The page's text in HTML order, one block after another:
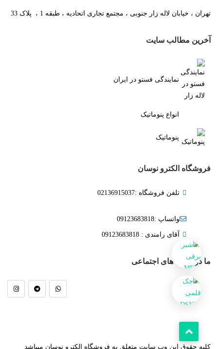
تهران ، خیابان لاله زار جنوبی ، مجتمع تجاری اتحادیه ، طبقه 1 ، پلاک 33
آخرین مطالب سایت
نمایندگی فستو در ایران
انواع پنوماتیک
پنوماتیک
فروشگاه الکترو نوسان
تلفن فروشگاه :02136915037
واتساپ :09123683818
آقای رامندی : 09123683818
ما در شبکه های اجتماعی
کلیه حقوق این وب سایت متعلق به فروشگاه الکترو نوسان میباشد